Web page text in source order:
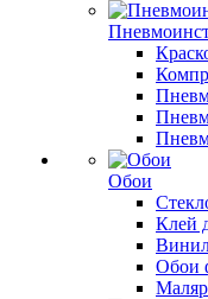
Обои
Клей
Обои